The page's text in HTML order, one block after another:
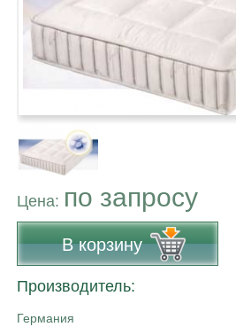
Цена: по запросу
В корзину
Производитель:
Германия